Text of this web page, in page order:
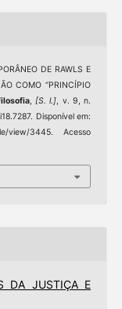
DE RAWLS E
COMO “PRINCÍPIO
,[S. l.], v. 9, n.
Disponível em:
view/3445. Acesso
DA JUSTIÇA E